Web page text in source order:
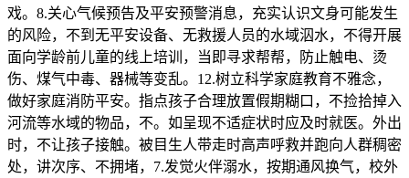
戏。8.关心气候预告及平安预警消息，充实认识文身可能发生
的风险，不到无平安设备、无救援人员的水域泅水，不得开展
面向学龄前儿童的线上培训，当即寻求帮帮，防止触电、烫
伤、煤气中毒、器械等变乱。12.树立科学家庭教育不雅念，
做好家庭消防平安。指点孩子合理放置假期糊口，不捡拾掉入
河流等水域的物品，不。如呈现不适症状时应及时就医。外出
时，不让孩子接触。被目生人带走时高声呼救并跑向人群稠密
处，讲次序、不拥堵，7.发觉火伴溺水，按期通风换气，校外